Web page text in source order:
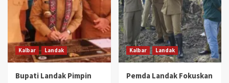
Kalbar Landak
Bupati Landak Pimpin
Kalbar Landak
Pemda Landak Fokuskan